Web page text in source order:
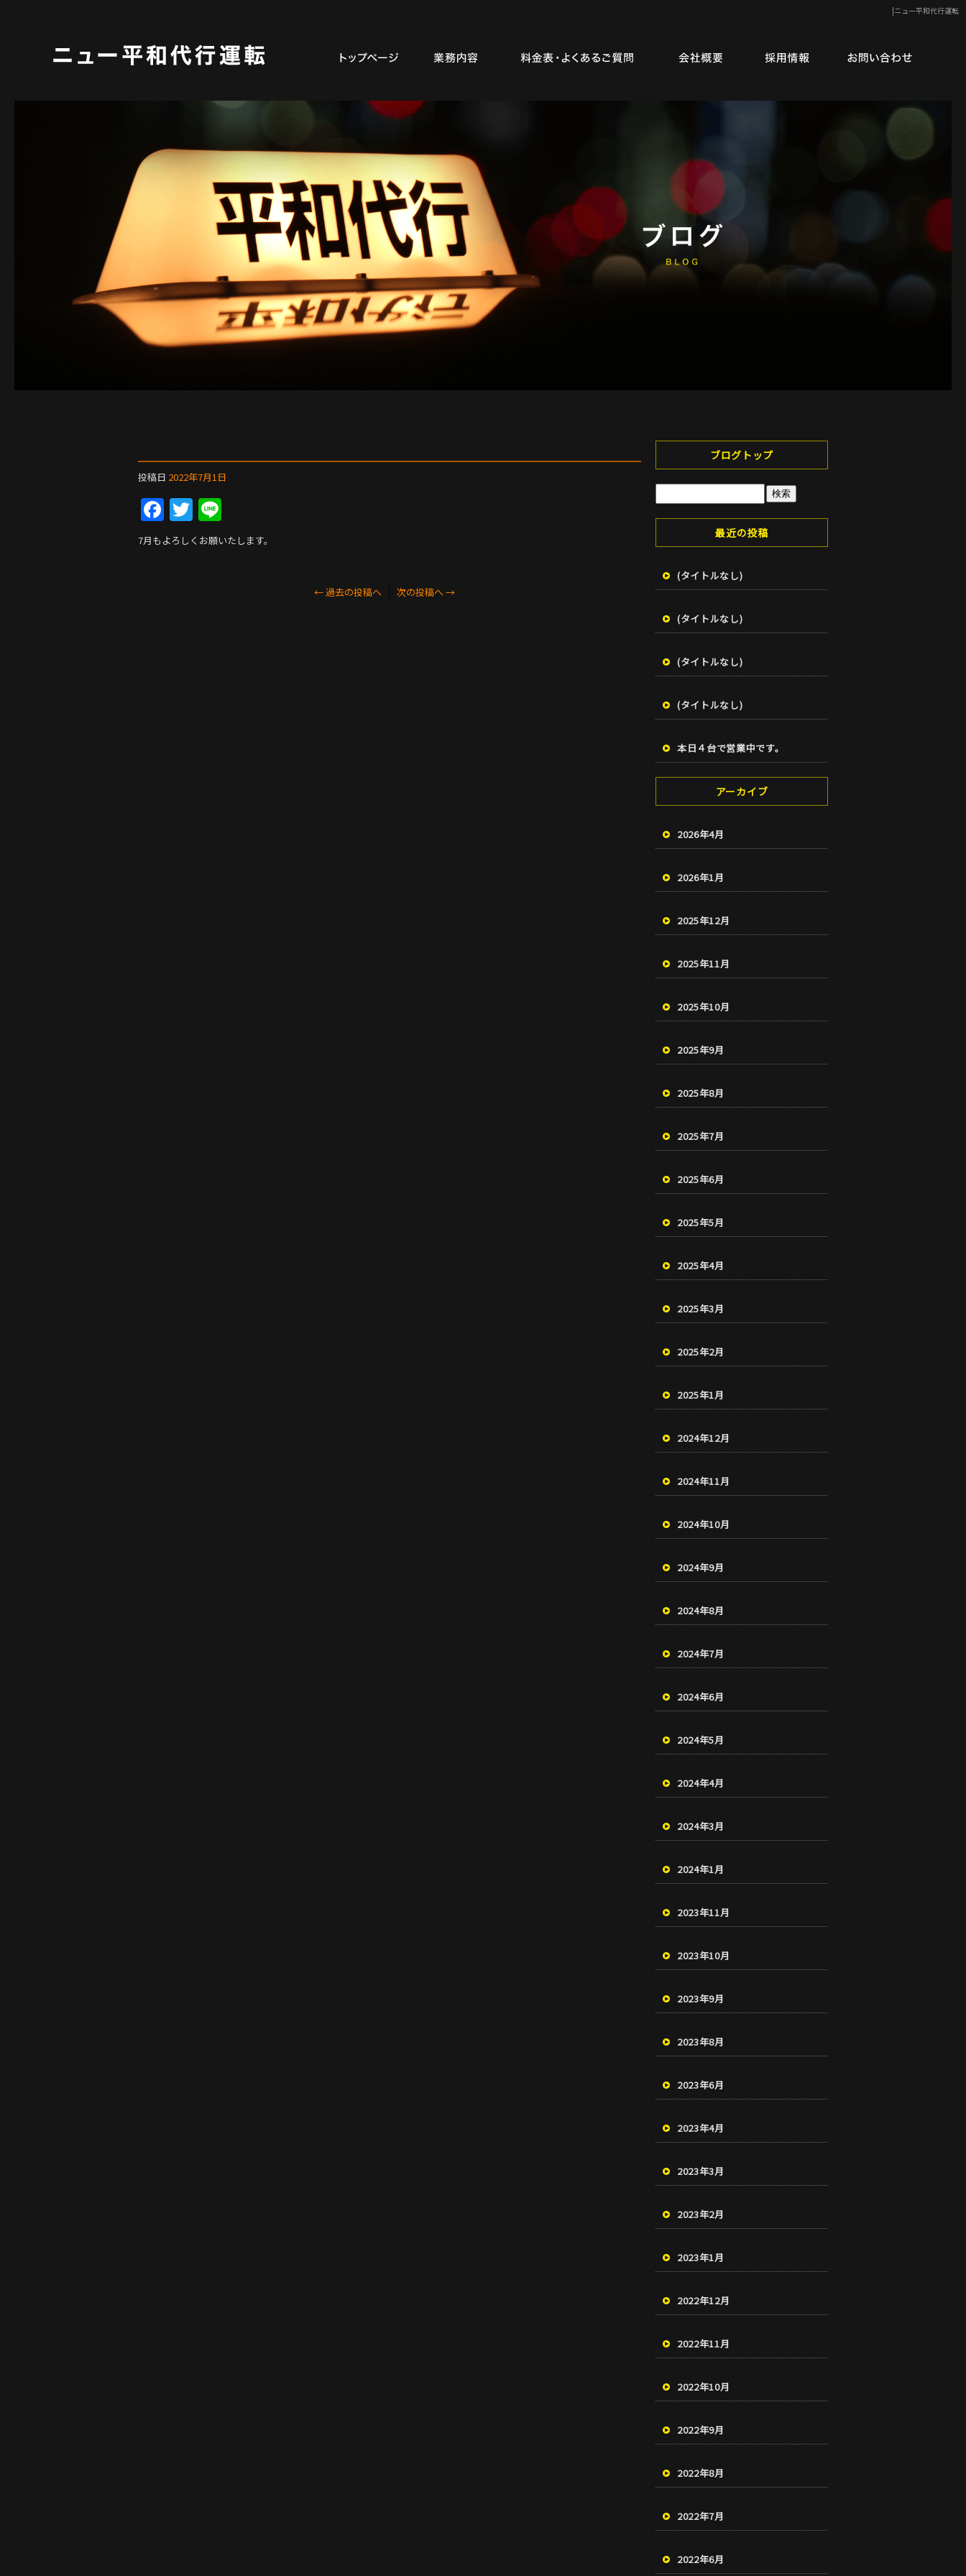
|ニュー平和代行運転
投稿日 2022年7月1日
F
a
c
T
w
itt
n
e
7月もよろしくお願いたします。
←過去の投稿へ 次の投稿へ→
ブログトップ
最近の投稿
(タイトルなし)
(タイトルなし)
(タイトルなし)
(タイトルなし)
本日４台で営業中です。
アーカイブ
2026年4月
2026年1月
2025年12月
2025年11月
2025年10月
2025年9月
2025年8月
2025年7月
2025年6月
2025年5月
2025年4月
2025年3月
2025年2月
2025年1月
2024年12月
2024年11月
2024年10月
2024年9月
2024年8月
2024年7月
2024年6月
2024年5月
2024年4月
2024年3月
2024年1月
2023年11月
2023年10月
2023年9月
2023年8月
2023年6月
2023年4月
2023年3月
2023年2月
2023年1月
2022年12月
2022年11月
2022年10月
2022年9月
2022年8月
2022年7月
2022年6月